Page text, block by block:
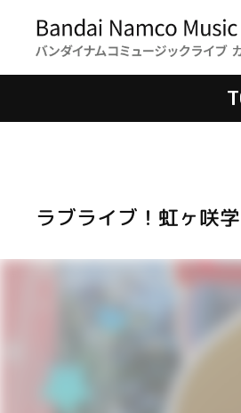
ラブライブ！虹ヶ咲